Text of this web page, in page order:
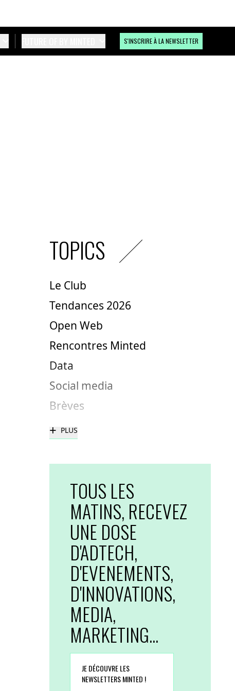
S'INSCRIRE À LA NEWSLETTER
TOPICS
Le Club
Tendances 2026
Open Web
Rencontres Minted
Data
Social media
Brèves
+ PLUS
TOUS LES
MATINS, RECEVEZ
UNE DOSE
D'ADTECH,
D'EVENEMENTS,
D'INNOVATIONS,
MEDIA,
MARKETING...
JE DÉCOUVRE LES
NEWSLETTERS MINTED !